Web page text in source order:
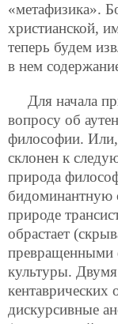
«метафизика».
христианской,
теперь будем
в нем
Для начала
вопросу об
философии. Или,
склонен к
природа
бидоминантную
природе
обрастает
превращенными
культуры.
кентаврических
дискурсивные